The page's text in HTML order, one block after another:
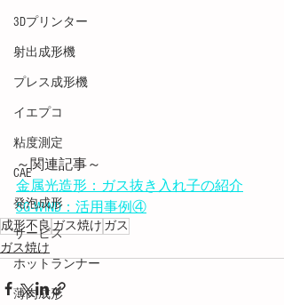
3Dプリンター
射出成形機
プレス成形機
イエプコ
粘度測定
CAE
発泡成形
サービス
ホットランナー
薄肉成形
～関連記事～
金属光造形：ガス抜き入れ子の紹介
SG-WIND：活用事例④
成形不良ガス焼け ガス
ガス焼け